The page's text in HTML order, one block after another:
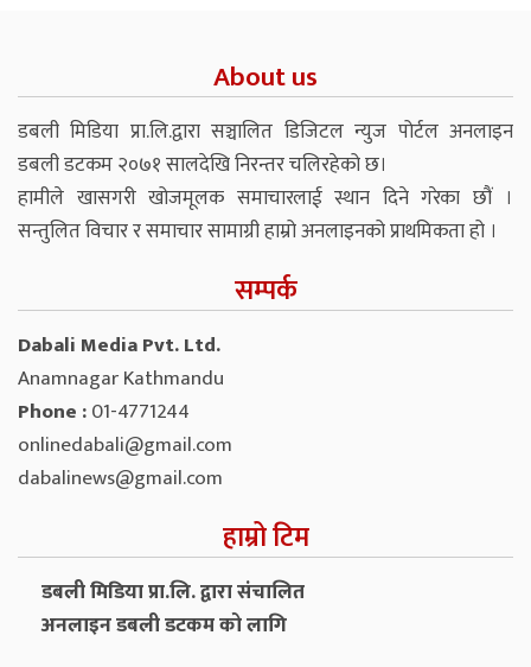
About us
डबली मिडिया प्रा.लि.द्वारा सञ्चालित डिजिटल न्युज पोर्टल अनलाइन
डबली डटकम २०७१ सालदेखि निरन्तर चलिरहेको छ।
हामीले खासगरी खोजमूलक समाचारलाई स्थान दिने गरेका छौं ।
सन्तुलित विचार र समाचार सामाग्री हाम्रो अनलाइनको प्राथमिकता हो ।
सम्पर्क
Dabali Media Pvt. Ltd.
Anamnagar Kathmandu
Phone :01-4771244
onlinedabali@gmail.com
dabalinews@gmail.com
हाम्रो टिम
डबली मिडिया प्रा.लि. द्वारा संचालित
अनलाइन डबली डटकम को लागि